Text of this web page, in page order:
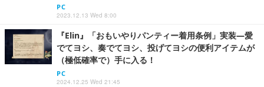
PC
2023.12.13 Wed 8:00
『Elin』「おもいやりパンティー着用条例」実装―愛
でてヨシ、奏でてヨシ、投げてヨシの便利アイテムが
（極低確率で）手に入る！
PC
2024.12.25 Wed 21:45